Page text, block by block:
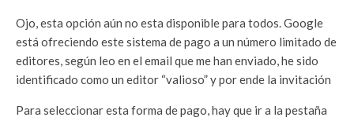
Ojo, esta opción aún no esta disponible para todos. Google
está ofreciendo este sistema de pago a un número limitado de
editores, según leo en el email que me han enviado, he sido
identificado como un editor “valioso” y por ende la invitación
Para seleccionar esta forma de pago, hay que ir a la pestaña